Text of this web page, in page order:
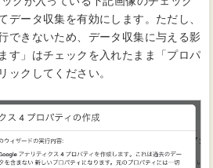
データ収集を有効にします。ただし、
できないため、データ収集に与える影
す」はチェックを入れたまま「プロパ
ックしてください。